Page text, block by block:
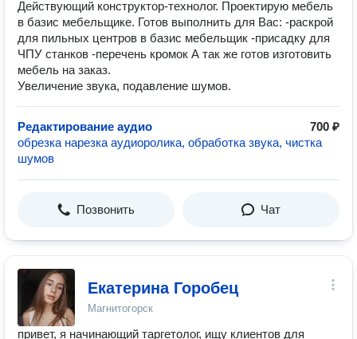
Действующий конструктор-технолог. Проектирую мебель
в базис мебельщике. Готов выполнить для Вас: -раскрой
для пильных центров в базис мебельщик -присадку для
ЧПУ станков -перечень кромок А так же готов изготовить
мебель на заказ.
Увеличение звука, подавление шумов.
Редактирование аудио
700 ₽
обрезка нарезка аудиоролика, обработка звука, чистка
шумов
Позвонить Чат
Екатерина Горобец
Магнитогорск
привет, я начинающий таргетолог, ищу клиентов для